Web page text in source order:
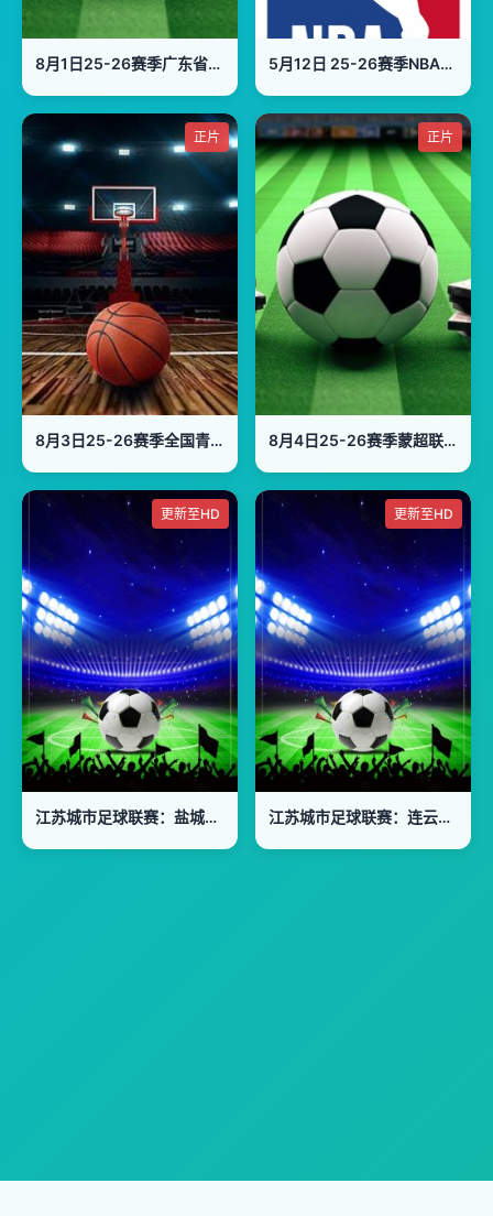
8月1日25-26赛季广东省城市足球超级联赛 河源VS东莞 5月12日 25-26赛季NBA季后赛 活塞VS骑士
正片
8月3日25-26赛季全国青年篮球联赛 上海久事100VS74浙江稠州银行
正片
8月4日25-26赛季蒙超联赛四分之一决赛 第一回合 乌兰察布队VS包头队
更新至HD
江苏城市足球联赛：盐城队VS南京队20260801
更新至HD
江苏城市足球联赛：连云港队VS宿迁队20260801